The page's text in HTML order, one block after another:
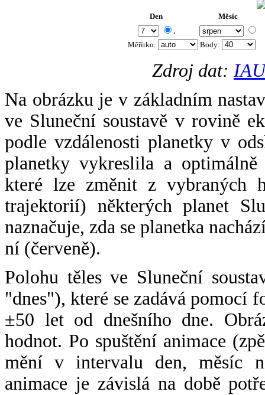
Den Měsíc
.
Měřítko: Body:
Zdroj dat:
Na obrázku je v základním
ve Sluneční soustavě v rovině
podle vzdálenosti planetky v
planetky vykreslila a
které lze změnit z vybraných
trajektorií) některých planet
naznačuje, zda se planetka
ní (červeně).
Polohu těles ve Sluneční
"dnes"), které se zadává pomocí
±50 let od dnešního dne.
hodnot. Po spuštění animace
mění v intervalu den, měsíc
animace je závislá na době